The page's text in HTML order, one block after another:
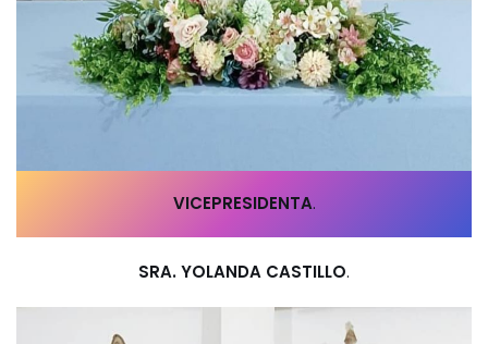
VICEPRESIDENTA.
SRA. YOLANDA CASTILLO.